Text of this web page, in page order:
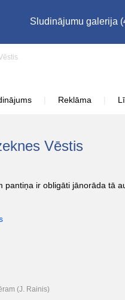
Sludinājumu galerija
Reklāma
Vēstis
ir obligāti jānorāda tā
(J. Rainis)